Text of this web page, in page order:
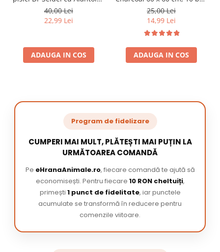
220 ml
40,00 Lei
22,99 Lei
ADAUGA IN COS
/ pachet
25,00 Lei
14,99 Lei
ADAUGA IN COS
Program de fidelizare
CUMPERI MAI MULT, PLĂTEȘTI MAI PUȚIN LA
URMĂTOAREA COMANDĂ
Pe eHranaAnimale.ro, fiecare comandă te ajută să
economisești. Pentru fiecare 10 RON cheltuiți,
primești 1 punct de fidelitate, iar punctele
acumulate se transformă în reducere pentru
comenzile viitoare.